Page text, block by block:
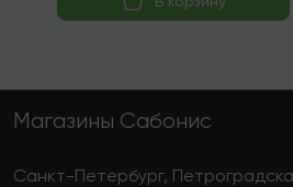
Магазины Сабонис
Санкт-Петербург,